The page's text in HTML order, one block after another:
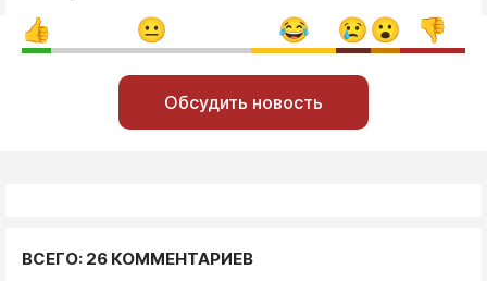
Обсудить новость
ВСЕГО: 26 КОММЕНТАРИЕВ